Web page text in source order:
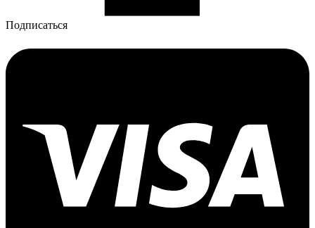
Подписаться